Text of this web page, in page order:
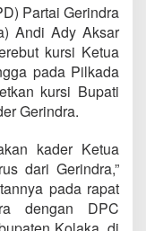
Partai Gerindra
Andi Ady Aksar
kursi Ketua
pada Pilkada
kursi Bupati
Gerindra.
kader Ketua
dari Gerindra,”
pada rapat
dengan DPC